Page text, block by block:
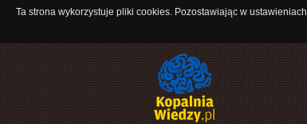
Ta strona wykorzystuje pliki cookies. Pozostawiając w